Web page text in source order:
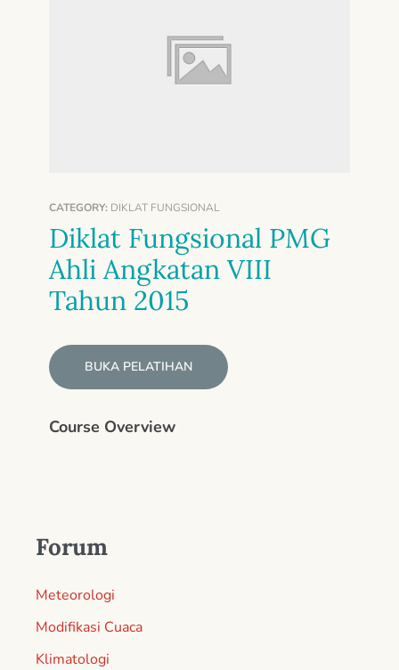
CATEGORY: DIKLAT FUNGSIONAL
Diklat Fungsional PMG
Ahli Angkatan VIII
Tahun 2015
BUKA PELATIHAN
Course Overview
Forum
Meteorologi
Modifikasi Cuaca
Klimatologi